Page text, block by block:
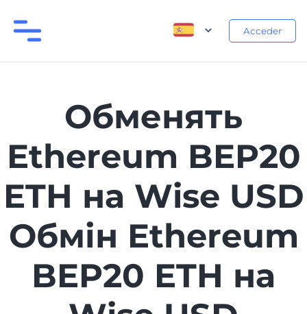
Acceder
Обменять
Ethereum BEP20
ETH на Wise USD
Обмін Ethereum
BEP20 ETH на